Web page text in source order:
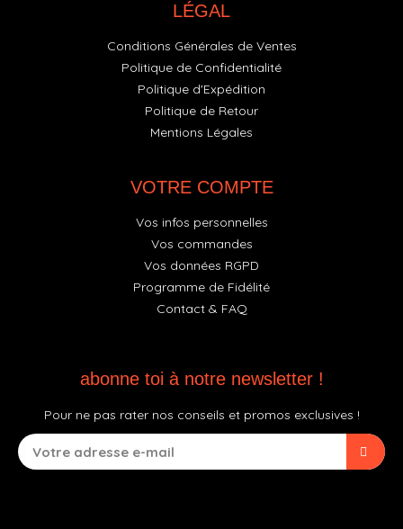
LÉGAL
Conditions Générales de Ventes
Politique de Confidentialité
Politique d'Expédition
Politique de Retour
Mentions Légales
VOTRE COMPTE
Vos infos personnelles
Vos commandes
Vos données RGPD
Programme de Fidélité
Contact & FAQ
abonne toi à notre newsletter !
Pour ne pas rater nos conseils et promos exclusives !